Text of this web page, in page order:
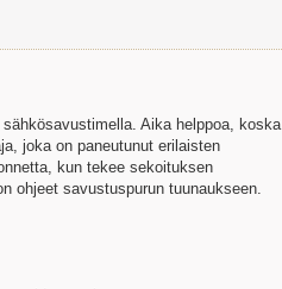
Aika helppoa, koska
joka on paneutunut erilaisten
kun tekee sekoituksen
ohjeet savustuspurun tuunaukseen.